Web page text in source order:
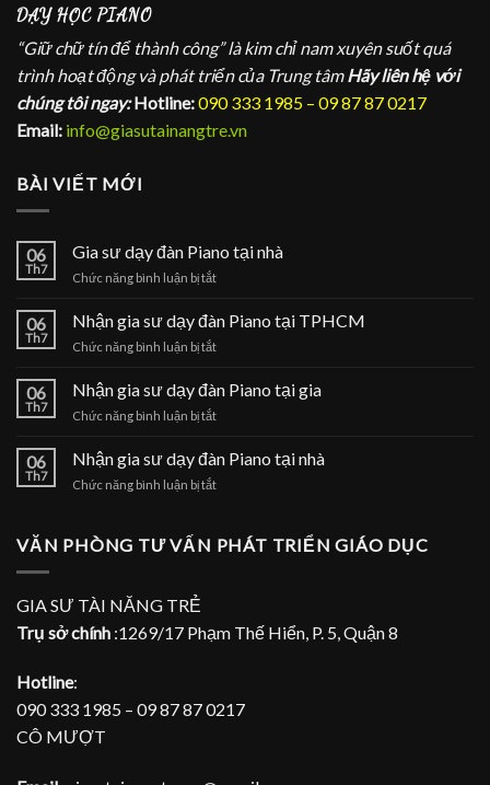
DẠY HỌC PIANO
“Giữ chữ tín để thành công” là kim chỉ nam xuyên suốt quá
trình hoạt động và phát triển của Trung tâm Hãy liên hệ với
chúng tôi ngay: Hotline:090 333 1985 – 09 87 87 0217
Email: info@giasutainangtre.vn
BÀI VIẾT MỚI
06
Th7
Gia sư dạy đàn Piano tại nhà
Chức năng bình luận bị tắtở
dạy
đàn
tại
06
Th7
Nhận gia sư dạy đàn Piano tại TPHCM
Chức năng bình luận bị tắtở
gia
sư
dạy
Piano
TPHCM
06
Th7
Nhận gia sư dạy đàn Piano tại gia
Chức năng bình luận bị tắtở
gia
sư
dạy
tại
06
Th7
Nhận gia sư dạy đàn Piano tại nhà
Chức năng bình luận bị tắtở
sư
nhà
VĂN PHÒNG TƯ VẤN PHÁT TRIỂN GIÁO DỤC
GIA SƯ TÀI NĂNG TRẺ
Trụ sở chính :1269/17 Phạm Thế Hiển, P. 5, Quận 8
Hotline:
090 333 1985 – 09 87 87 0217
CÔ MƯỢT